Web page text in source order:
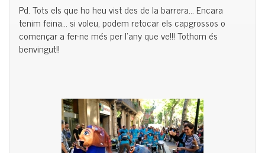
Pd. Tots els que ho heu vist des de la barrera… Encara
tenim feina… si voleu, podem retocar els capgrossos o
començar a fer-ne més per l’any que ve!!! Tothom és
benvingut!!